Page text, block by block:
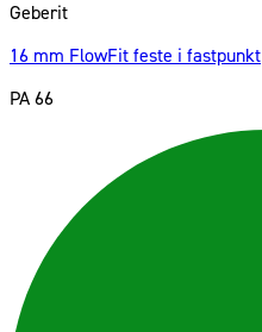
Geberit
16 mm FlowFit feste i fastpunkt
PA 66